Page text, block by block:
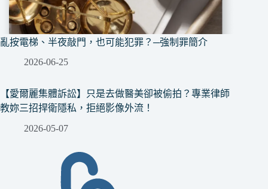
亂按電梯、半夜敲門，也可能犯罪？─強制罪簡介
2026-06-25
【愛爾麗集體訴訟】只是去做醫美卻被偷拍？專業律師
教妳三招捍衛隱私，拒絕影像外流！
2026-05-07